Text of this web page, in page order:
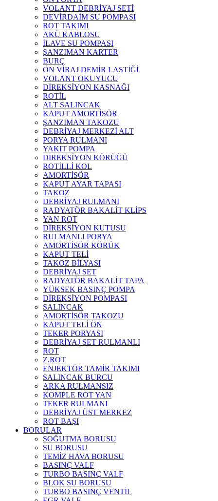
VOLANT DEBRİYAJ SETİ
DEVİRDAİM SU POMPASI
ROT TAKIMI
AKÜ KABLOSU
İLAVE SU POMPASI
ŞANZIMAN KARTER
BURÇ
ÖN VİRAJ DEMİR LASTİĞİ
VOLANT OKUYUCU
DİREKSİYON KASNAĞI
ROTİL
ALT SALINCAK
KAPUT AMORTİSÖR
ŞANZIMAN TAKOZU
DEBRİYAJ MERKEZİ ALT
PORYA RULMANI
YAKIT POMPA
DİREKSİYON KÖRÜĞÜ
ROTİLLİ KOL
AMORTİSÖR
KAPUT AYAR TAPASI
TAKOZ
DEBRİYAJ RULMANI
RADYATÖR BAKALİT KLİPS
YAN ROT
DİREKSİYON KUTUSU
RULMANLI PORYA
AMORTİSÖR KÖRÜK
KAPUT TELİ
TAKOZ BİLYASI
DEBRİYAJ SET
RADYATÖR BAKALİT TAPA
YÜKSEK BASINÇ POMPA
DİREKSİYON POMPASI
SALINCAK
AMORTİSÖR TAKOZU
KAPUT TELİ ÖN
TEKER PORYASI
DEBRİYAJ SET RULMANLI
ROT
Z.ROT
ENJEKTÖR TAMİR TAKIMI
SALINCAK BURCU
ARKA RULMANSIZ
KOMPLE ROT YAN
TEKER RULMANI
DEBRİYAJ ÜST MERKEZ
ROT BAŞI
BORULAR
SOĞUTMA BORUSU
SU BORUSU
TEMİZ HAVA BORUSU
BASINÇ VALF
TURBO BASINÇ VALF
BLOK SU BORUSU
TURBO BASINÇ VENTİL